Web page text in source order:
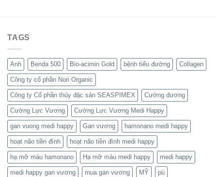
TAGS
Anh Benda 500 Bio-acimin Gold bệnh tiểu đường Collagen
Công ty cổ phần Nori Organic
Công ty Cổ phần thủy đặc sản SEASPIMEX Cường dương
Cường Lực Vương Cường Lực Vương Medi Happy
gan vuong medi happy Gan vương hamonano medi happy
hoạt não tiền đình hoạt não tiền đình medi happy
hạ mỡ máu hamonano Hạ mỡ máu medi happy medi happy
medi happy gan vương mua gan vương MỸ pù